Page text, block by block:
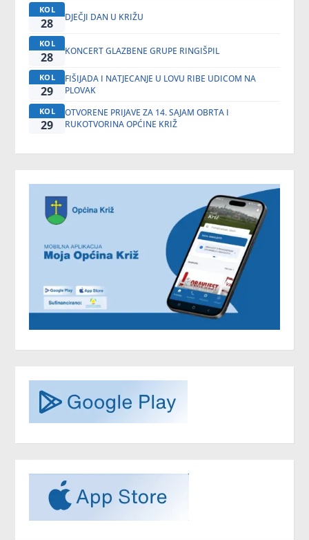
KOL
28 DJEČJI DAN U KRIŽU
KOL
28 KONCERT GLAZBENE GRUPE RINGIŠPIL
KOL
29
FIŠIJADA I NATJECANJE U LOVU RIBE UDICOM NA
PLOVAK
KOL
29
OTVORENE PRIJAVE ZA 14. SAJAM OBRTA I
RUKOTVORINA OPĆINE KRIŽ